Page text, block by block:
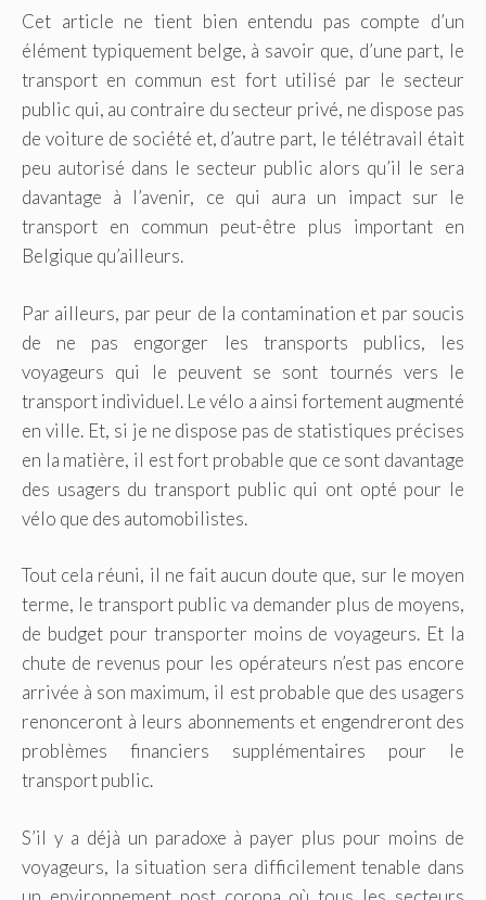
Cet article ne tient bien entendu pas compte d’un
élément typiquement belge, à savoir que, d’une part, le
transport en commun est fort utilisé par le secteur
public qui, au contraire du secteur privé, ne dispose pas
de voiture de société et, d’autre part, le télétravail était
peu autorisé dans le secteur public alors qu’il le sera
davantage à l’avenir, ce qui aura un impact sur le
transport en commun peut-être plus important en
Belgique qu’ailleurs.
Par ailleurs, par peur de la contamination et par soucis
de ne pas engorger les transports publics, les
voyageurs qui le peuvent se sont tournés vers le
transport individuel. Le vélo a ainsi fortement augmenté
en ville. Et, si je ne dispose pas de statistiques précises
en la matière, il est fort probable que ce sont davantage
des usagers du transport public qui ont opté pour le
vélo que des automobilistes.
Tout cela réuni, il ne fait aucun doute que, sur le moyen
terme, le transport public va demander plus de moyens,
de budget pour transporter moins de voyageurs. Et la
chute de revenus pour les opérateurs n’est pas encore
arrivée à son maximum, il est probable que des usagers
renonceront à leurs abonnements et engendreront des
problèmes financiers supplémentaires pour le
transport public.
S’il y a déjà un paradoxe à payer plus pour moins de
voyageurs, la situation sera difficilement tenable dans